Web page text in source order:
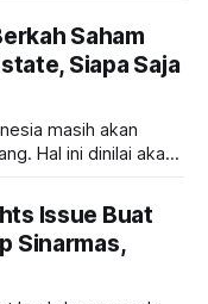
Saham
Siapa Saja
masih akan
Hal ini dinilai akan
Issue Buat
Sinarmas,